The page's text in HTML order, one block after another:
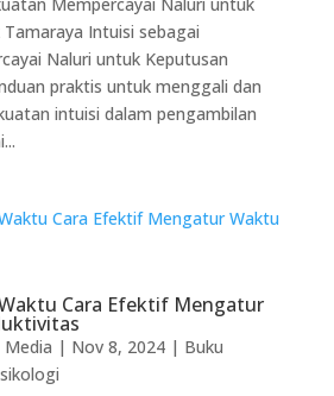
Intuisi sebagai
Naluri untuk Keputusan
praktis untuk menggali dan
intuisi dalam pengambilan
Cara Efektif Mengatur
| Nov 8, 2024| Buku